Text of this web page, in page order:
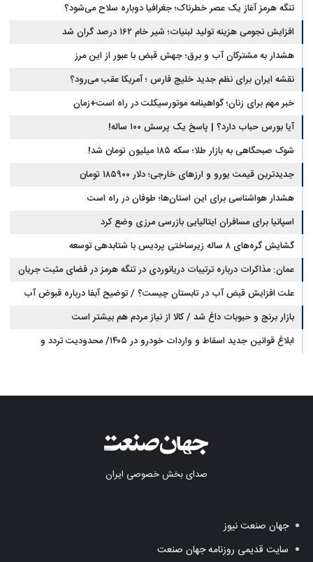
تنگه هرمز آغاز یک عصر خطرناک؛ جغرافیا دوباره سلاح می‌شود؟
افزایش نجومی هزینه تولید لبنیات؛ شیر خام ۱۶۲ درصد گران شد
هشدار به مشترکان آب و برق؛ جهش قبض با عبور از این مرز
نقشه ایران برای نظم جدید خلیج فارس ؛ آمریکا عقب می‌رود؟
خبر مهم برای زنان؛ گواهینامه موتورسیکلت در راه است+زمان
آیا بورس حباب دارد؟ | پاسخ یک پرسش ۱۰۰ ساله!
شوک صبحگاهی به بازار طلا؛ سکه ۱۸۵ میلیون تومان شد!
جدیدترین قیمت یورو و ارزهای خارجی؛ دلار ۱۸۵۹۰۰ تومان
هشدار هواشناسی برای این استان‌ها؛ طوفان در راه است
اسپانیا برای مسافران ایتالیایی بازرسی مرزی وضع کرد
گشایش گره‌های ۸ ساله زیرساختی پردیس با شتابدهی توسعه
عمان: مذاکرات درباره ترتیبات دریانوردی در تنگه هرمز در فضای مثبت جریان
دارد
علت افزایش قبض آب در تابستان چیست؟ / توضیح آبفا درباره قبوض آب
بازار برنج و حبوبات داغ شد / کالا از نیاز مردم هم بیشتر است
ابلاغ قوانین جدید اسقاط و واردات خودرو در ۱۴۰۵/ محدودیت تردد و
صدای بخش خصوصی ایران
جهان صنعت نیوز
سایت قدیمی روزنامه جهان صنعت